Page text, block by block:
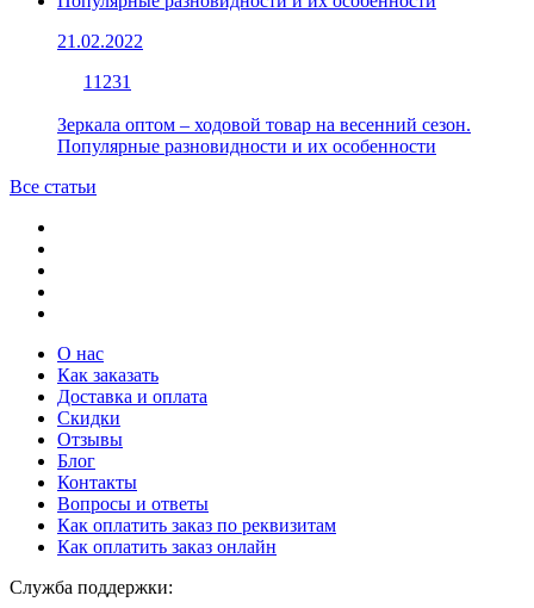
21.02.2022
11231
Зеркала оптом – ходовой товар на весенний сезон.
Популярные разновидности и их особенности
Все статьи
О нас
Как заказать
Доставка и оплата
Скидки
Отзывы
Блог
Контакты
Вопросы и ответы
Как оплатить заказ по реквизитам
Как оплатить заказ онлайн
Служба поддержки: